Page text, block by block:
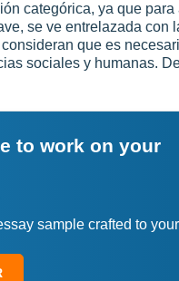
categórica, ya que
se ve entrelazada con
que es
sociales y humanas.
to work on your
sample crafted to